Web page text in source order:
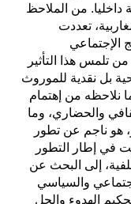
داخليا. من الملاحظ
تعددت
الإجتماعي
تلمس هذا التأثير
بل نقدية للموروث
نلاحظه من إهتمام
والحضاري، وما
هو ناجم عن تطور
في إطار التطور
إلى البحث عن
والسياسي
الهدوء والحل